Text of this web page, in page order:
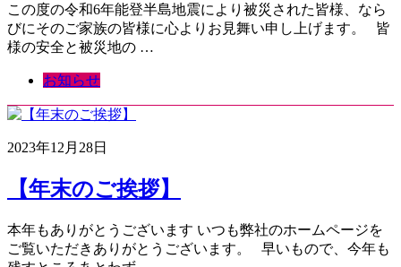
この度の令和6年能登半島地震により被災された皆様、なら
びにそのご家族の皆様に心よりお見舞い申し上げます。 皆
様の安全と被災地の …
お知らせ
2023年12月28日
【年末のご挨拶】
本年もありがとうございます いつも弊社のホームページを
ご覧いただきありがとうございます。 早いもので、今年も